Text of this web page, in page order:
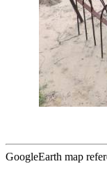
GoogleEarth map